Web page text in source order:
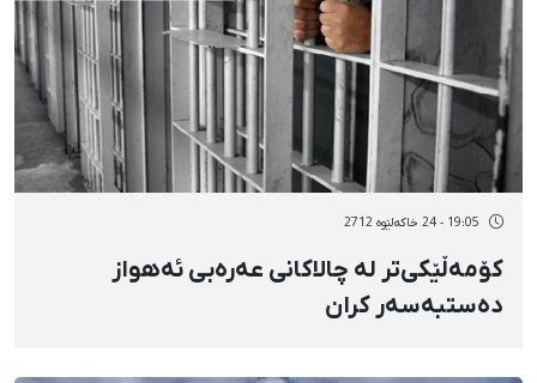
19:05 - 24 خاکەلێوه 2712
كۆمەڵێكی‌تر لە چالاكانی عەرەبی ئەهواز
دەستبەسەر كران